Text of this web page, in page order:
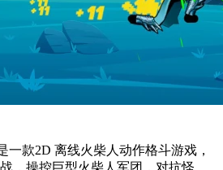
一款2D 离线火柴人动作格斗游戏，
，操控巨型火柴人军团，对抗怪